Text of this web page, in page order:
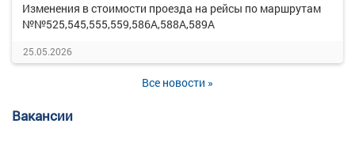
Изменения в стоимости проезда на рейсы по маршрутам
№№525,545,555,559,586А,588А,589А
25.05.2026
Все новости »
Вакансии